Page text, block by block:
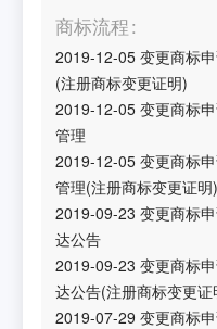
商标流程
2019-12-05 变更商标
(注册商标变更证明)
2019-12-05 变更商标
管理
2019-12-05 变更商标
管理(注册商标变更证明)
2019-09-23 变更商标
达公告
2019-09-23 变更商标
达公告(注册商标变更证
2019-07-29 变更商标